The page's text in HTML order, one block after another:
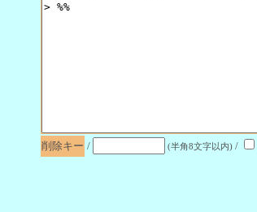
削除キー / (半角8文字以内) /